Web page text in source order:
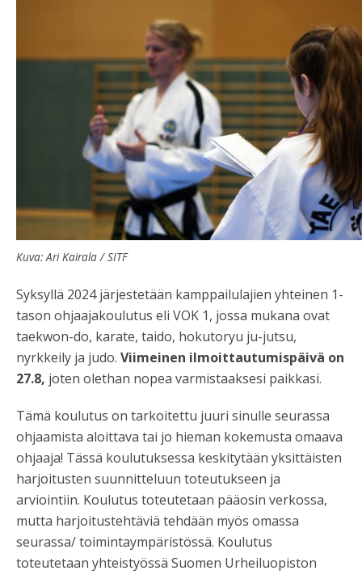
Kuva: Ari Kairala / SITF
Syksyllä 2024 järjestetään kamppailulajien yhteinen 1-
tason ohjaajakoulutus eli VOK 1, jossa mukana ovat
taekwon-do, karate, taido, hokutoryu ju-jutsu,
nyrkkeily ja judo. Viimeinen ilmoittautumispäivä on
27.8, joten olethan nopea varmistaaksesi paikkasi.
Tämä koulutus on tarkoitettu juuri sinulle seurassa
ohjaamista aloittava tai jo hieman kokemusta omaava
ohjaaja! Tässä koulutuksessa keskitytään yksittäisten
harjoitusten suunnitteluun toteutukseen ja
arviointiin. Koulutus toteutetaan pääosin verkossa,
mutta harjoitustehtäviä tehdään myös omassa
seurassa/ toimintaympäristössä. Koulutus
toteutetaan yhteistyössä Suomen Urheiluopiston